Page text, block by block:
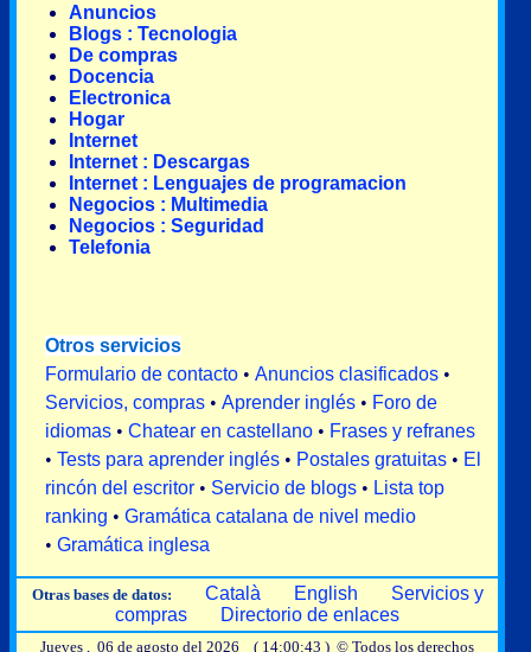
Anuncios
Blogs : Tecnologia
De compras
Docencia
Electronica
Hogar
Internet
Internet : Descargas
Internet : Lenguajes de programacion
Negocios : Multimedia
Negocios : Seguridad
Telefonia
Otros servicios
Formulario de contacto • Anuncios clasificados •
Servicios, compras • Aprender inglés • Foro de
idiomas • Chatear en castellano • Frases y refranes
• Tests para aprender inglés • Postales gratuitas • El
rincón del escritor • Servicio de blogs • Lista top
ranking • Gramática catalana de nivel medio
• Gramática inglesa
Otras bases de datos: Català English
Servicios y
compras
Directorio de enlaces
Jueves , 06 de agosto del 2026 ( 14:00:43 ) © Todos los derechos